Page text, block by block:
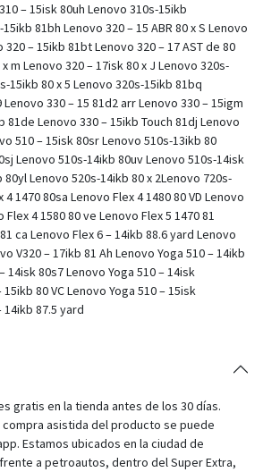
– 15isk 80uh Lenovo 310s-15ikb
81bh Lenovo 320 – 15 ABR 80 x S Lenovo
– 15ikb 81bt Lenovo 320 – 17 AST de 80
m Lenovo 320 – 17isk 80 x J Lenovo 320s-
15ikb 80 x 5 Lenovo 320s-15ikb 81bq
330 – 15 81d2 arr Lenovo 330 – 15igm
81de Lenovo 330 – 15ikb Touch 81dj Lenovo
510 – 15isk 80sr Lenovo 510s-13ikb 80
Lenovo 510s-14ikb 80uv Lenovo 510s-14isk
Lenovo 520s-14ikb 80 x 2Lenovo 720s-
1470 80sa Lenovo Flex 4 1480 80 VD Lenovo
Flex 4 1580 80 ve Lenovo Flex 5 1470 81
ca Lenovo Flex 6 – 14ikb 88.6 yard Lenovo
V320 – 17ikb 81 Ah Lenovo Yoga 510 – 14ikb
14isk 80s7 Lenovo Yoga 510 – 14isk
80 VC Lenovo Yoga 510 – 15isk
14ikb 87.5 yard
gratis en la tienda antes de los 30 días.
compra asistida del producto se puede
Estamos ubicados en la ciudad de
a petroautos, dentro del Super Extra,